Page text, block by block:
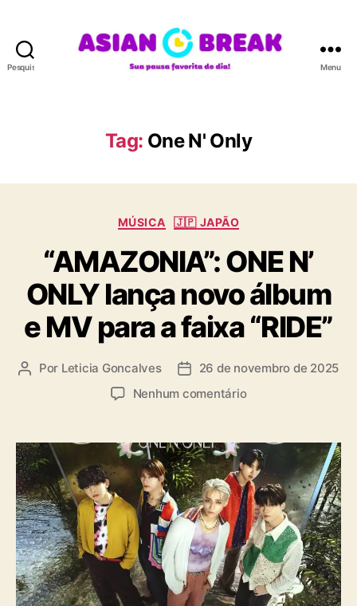
Pesquisar
A
N
R
A
Menu
Tag: One N' Only
C
t
e
g
o
r
a
s
MÚSICA 🇯🇵 JAPÃO
“AMAZONIA”: ONE N’
ONLY lança novo álbum
e MV para a faixa “RIDE”
A
r
d
o
p
o
s
t
Por Leticia Goncalves
D
d
e
p
u
b
c
a
ç
26 de novembro de 2025
Nenhum comentárioe
A
M
A
Z
O
N
I
A
”